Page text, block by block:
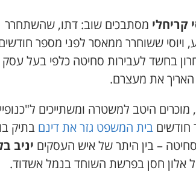
קריחלי מסתבכים שוב: דתו, שהשתחרר
ויוסי ששוחרר ממאסר לפני מספר
בחשד לעבירות סחיטה כלפי בעל עסק
את מעצרם.
היטב למשטרה ומשתייכים
חודשיםבית המשפט גזר את דינם בתיק בו
– בין היתר של איש העסקים יניב
אלון חסן בפרשת השוחד בנמל אשדוד.